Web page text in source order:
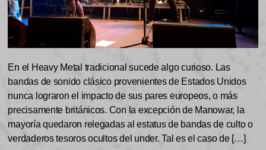
En el Heavy Metal tradicional sucede algo curioso. Las
bandas de sonido clásico provenientes de Estados Unidos
nunca lograron el impacto de sus pares europeos, o más
precisamente británicos. Con la excepción de Manowar, la
mayoría quedaron relegadas al estatus de bandas de culto o
verdaderos tesoros ocultos del under. Tal es el caso de […]